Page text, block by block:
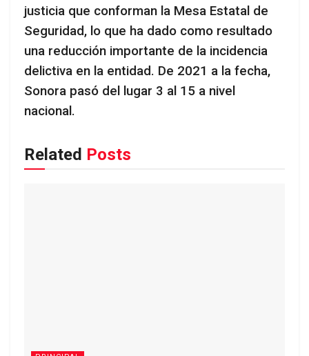
justicia que conforman la Mesa Estatal de
Seguridad, lo que ha dado como resultado
una reducción importante de la incidencia
delictiva en la entidad. De 2021 a la fecha,
Sonora pasó del lugar 3 al 15 a nivel
nacional.
Related Posts